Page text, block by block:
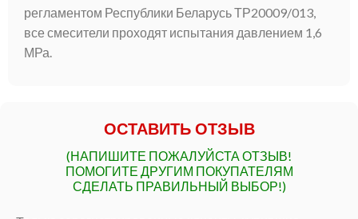
регламентом Республики Беларусь ТР20009/013,
все смесители проходят испытания давлением 1,6
МРа.
ОСТАВИТЬ ОТЗЫВ
(НАПИШИТЕ ПОЖАЛУЙСТА ОТЗЫВ!
ПОМОГИТЕ ДРУГИМ ПОКУПАТЕЛЯМ
СДЕЛАТЬ ПРАВИЛЬНЫЙ ВЫБОР!)